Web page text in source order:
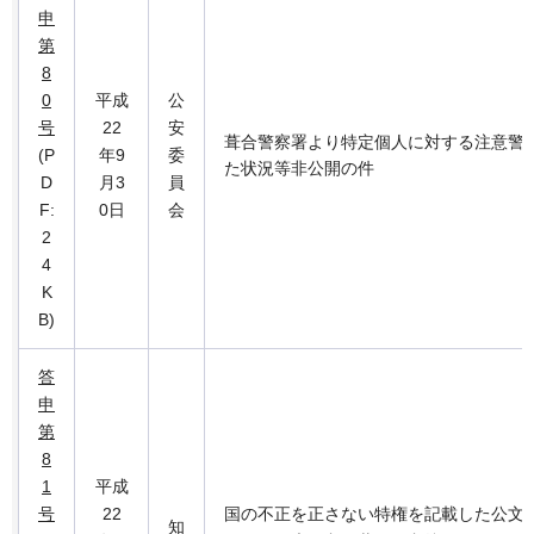
申
第
8
0
号
(P
D
F:
2
4
K
B)
平成
22
年9
月3
0日
公
安
委
員
会
葺合警察署より特定個人に対する注意警
た状況等非公開の件
答
申
第
8
1
号
平成
22
知
国の不正を正さない特権を記載した公文